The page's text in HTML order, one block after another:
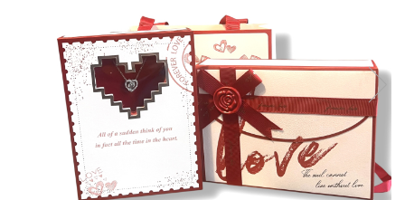
Cele mai noi
Cele mai vandute
Cele mai votate
Cu video
0 Lei - 100 Lei
100 Lei - 200 Lei